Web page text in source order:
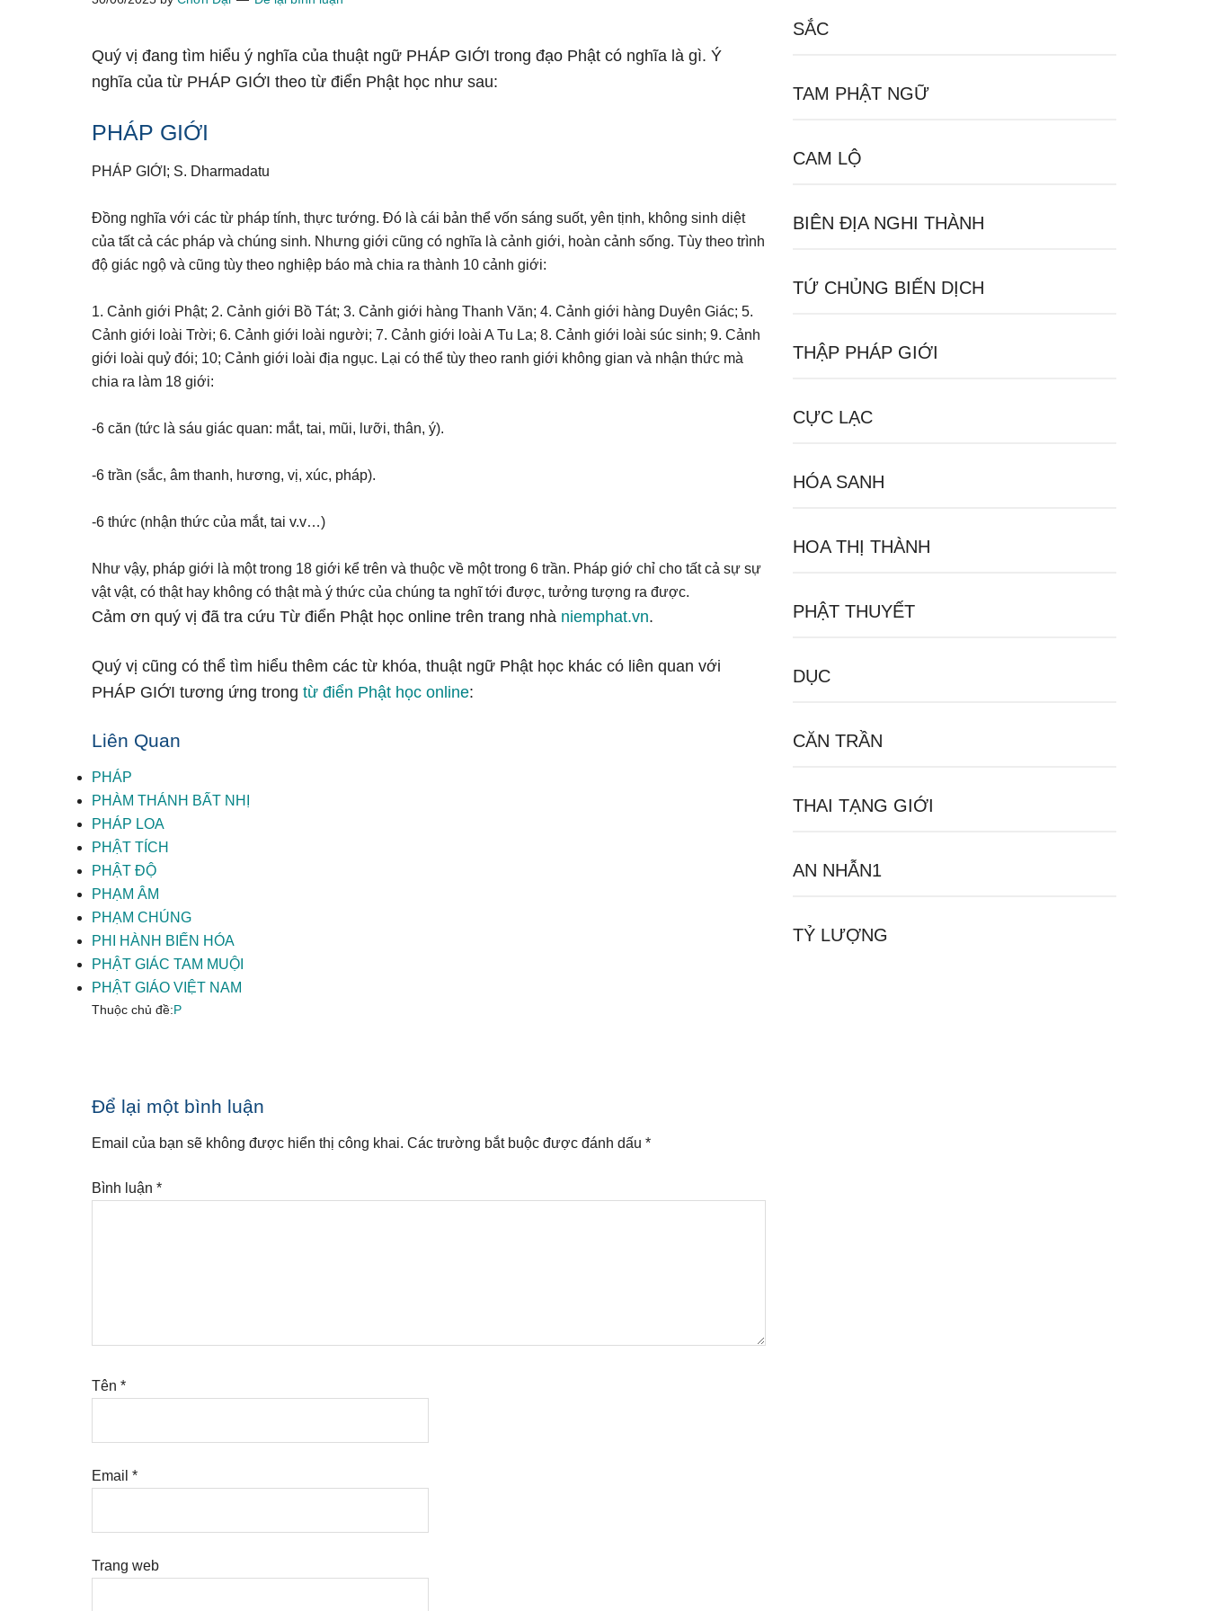
Quý vị đang tìm hiểu ý nghĩa của thuật ngữ PHÁP GIỚI trong đạo Phật có nghĩa là gì. Ý
nghĩa của từ PHÁP GIỚI theo từ điển Phật học như sau:
PHÁP GIỚI
PHÁP GIỚI; S. Dharmadatu
Đồng nghĩa với các từ pháp tính, thực tướng. Đó là cái bản thể vốn sáng suốt, yên tịnh, không sinh diệt
của tất cả các pháp và chúng sinh. Nhưng giới cũng có nghĩa là cảnh giới, hoàn cảnh sống. Tùy theo trình
độ giác ngộ và cũng tùy theo nghiệp báo mà chia ra thành 10 cảnh giới:
1. Cảnh giới Phật; 2. Cảnh giới Bồ Tát; 3. Cảnh giới hàng Thanh Văn; 4. Cảnh giới hàng Duyên Giác; 5.
Cảnh giới loài Trời; 6. Cảnh giới loài người; 7. Cảnh giới loài A Tu La; 8. Cảnh giới loài súc sinh; 9. Cảnh
giới loài quỷ đói; 10; Cảnh giới loài địa ngục. Lại có thể tùy theo ranh giới không gian và nhận thức mà
chia ra làm 18 giới:
-6 căn (tức là sáu giác quan: mắt, tai, mũi, lưỡi, thân, ý).
-6 trần (sắc, âm thanh, hương, vị, xúc, pháp).
-6 thức (nhận thức của mắt, tai v.v…)
Như vậy, pháp giới là một trong 18 giới kể trên và thuộc về một trong 6 trần. Pháp giớ chỉ cho tất cả sự sự
vật vật, có thật hay không có thật mà ý thức của chúng ta nghĩ tới được, tưởng tượng ra được.
Cảm ơn quý vị đã tra cứu Từ điển Phật học online trên trang nhà niemphat.vn.
Quý vị cũng có thể tìm hiểu thêm các từ khóa, thuật ngữ Phật học khác có liên quan với
PHÁP GIỚI tương ứng trong từ điển Phật học online:
Liên Quan
PHÁP
PHÀM THÁNH BẤT NHỊ
PHÁP LOA
PHẬT TÍCH
PHẬT ĐỘ
PHẠM ÂM
PHẠM CHÚNG
PHI HÀNH BIẾN HÓA
PHẬT GIÁC TAM MUỘI
PHẬT GIÁO VIỆT NAM
Thuộc chủ đề:P
Reader
Interactions
Để lại một bình luận
Email của bạn sẽ không được hiển thị công khai. Các trường bắt buộc được đánh dấu *
Bình luận *
Tên *
Email *
Trang web
SẮC
TAM PHẬT NGỮ
CAM LỘ
BIÊN ĐỊA NGHI THÀNH
TỨ CHỦNG BIẾN DỊCH
THẬP PHÁP GIỚI
CỰC LẠC
HÓA SANH
HOA THỊ THÀNH
PHẬT THUYẾT
DỤC
CĂN TRẦN
THAI TẠNG GIỚI
AN NHẪN1
TỶ LƯỢNG